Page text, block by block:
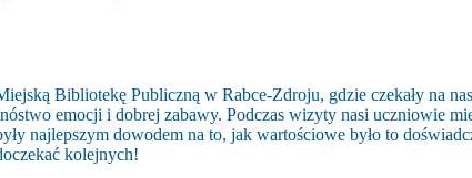
Bibliotekę Publiczną w Rabce-Zdroju, gdzie czekały na
emocji i dobrej zabawy. Podczas wizyty nasi uczniowie
najlepszym dowodem na to, jak wartościowe było to
kolejnych!